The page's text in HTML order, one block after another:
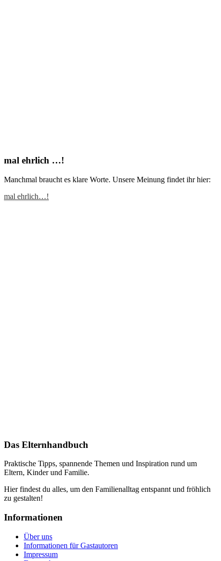
mal ehrlich …!
Manchmal braucht es klare Worte. Unsere Meinung findet ihr hier:
mal ehrlich…!
Das Elternhandbuch
Praktische Tipps, spannende Themen und Inspiration rund um
Eltern, Kinder und Familie.
Hier findest du alles, um den Familienalltag entspannt und fröhlich
zu gestalten!
Informationen
Über uns
Informationen für Gastautoren
Impressum